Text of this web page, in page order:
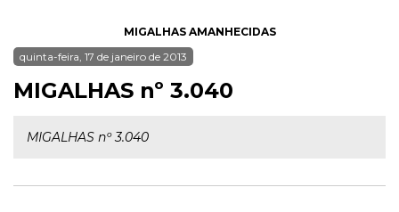
MIGALHAS AMANHECIDAS
quinta-feira, 17 de janeiro de 2013
MIGALHAS nº 3.040
MIGALHAS nº 3.040